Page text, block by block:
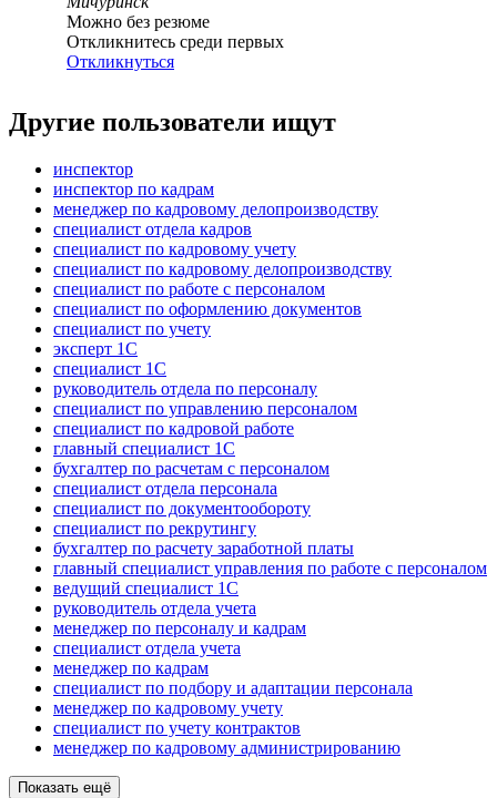
Можно без резюме
Откликнитесь среди первых
Откликнуться
Другие пользователи ищут
инспектор
инспектор по кадрам
менеджер по кадровому делопроизводству
специалист отдела кадров
специалист по кадровому учету
специалист по кадровому делопроизводству
специалист по работе с персоналом
специалист по оформлению документов
специалист по учету
эксперт 1С
специалист 1С
руководитель отдела по персоналу
специалист по управлению персоналом
специалист по кадровой работе
главный специалист 1С
бухгалтер по расчетам с персоналом
специалист отдела персонала
специалист по документообороту
специалист по рекрутингу
бухгалтер по расчету заработной платы
главный специалист управления по работе с персоналом
ведущий специалист 1С
руководитель отдела учета
менеджер по персоналу и кадрам
специалист отдела учета
менеджер по кадрам
специалист по подбору и адаптации персонала
менеджер по кадровому учету
специалист по учету контрактов
менеджер по кадровому администрированию
Показать ещё